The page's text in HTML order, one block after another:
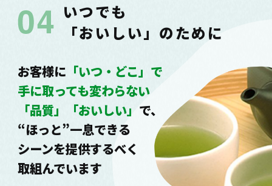
いつでも
「おいしい」のために
お客様に 「いつ・どこ」で
手に取っても変わらない
「品質」「おいしい」 で、
“ほっと”一息できる
シーンを提供するべく
取組んでいます